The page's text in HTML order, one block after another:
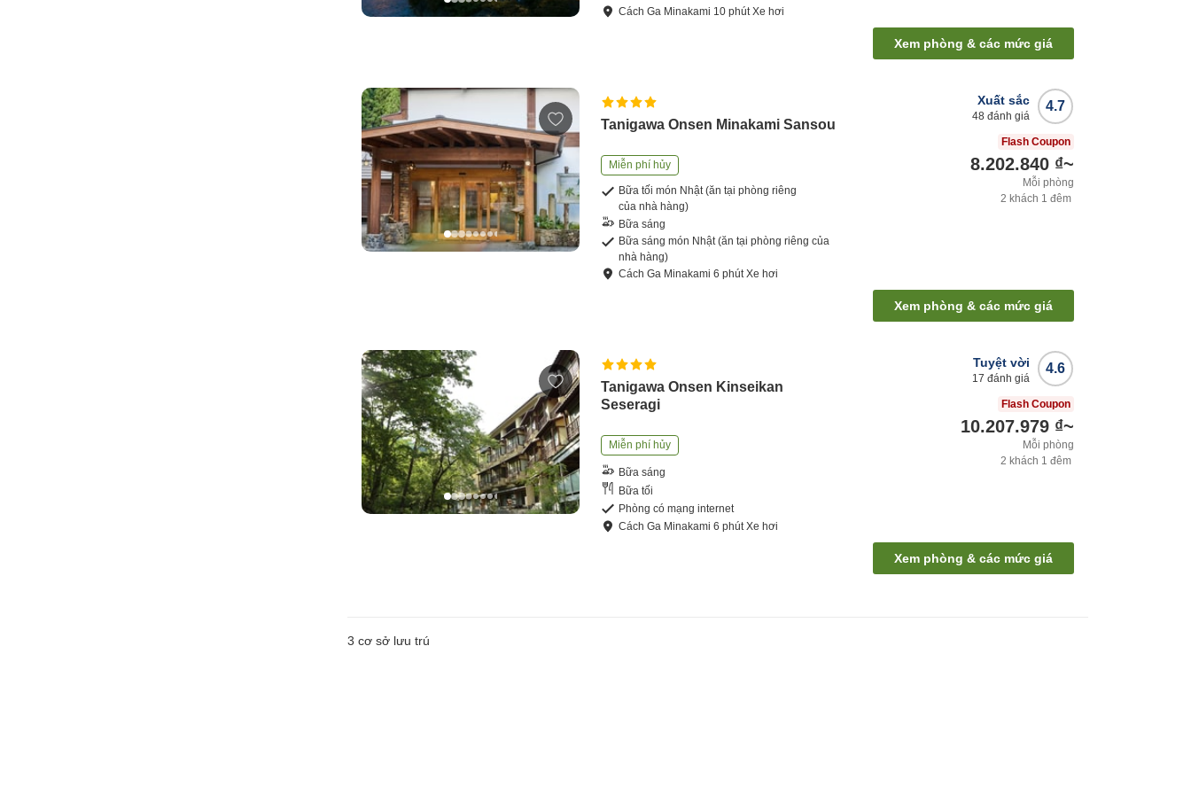
CáchGa Minakami 10 phútXe hơi
Xem phòng & các mức giá
Tanigawa Onsen Minakami Sansou
Miễn phí hủy
Bữa tối món Nhật (ăn tại phòng riêng
của nhà hàng)
Bữa sáng
Bữa sáng món Nhật (ăn tại phòng riêng của
nhà hàng)
CáchGa Minakami6 phútXe hơi
4.7
Xuất sắc
48 đánh giá
Flash Coupon
8.202.840 ₫~
Mỗi phòng
2 khách 1 đêm
Xem phòng & các mức giá
Tanigawa Onsen Kinseikan
Seseragi
Miễn phí hủy
Bữa sáng
Bữa tối
Phòng có mạng internet
CáchGa Minakami6 phútXe hơi
4.6
Tuyệt vời
17 đánh giá
Flash Coupon
10.207.979 ₫~
Mỗi phòng
2 khách 1 đêm
Xem phòng & các mức giá
3 cơ sở lưu trú